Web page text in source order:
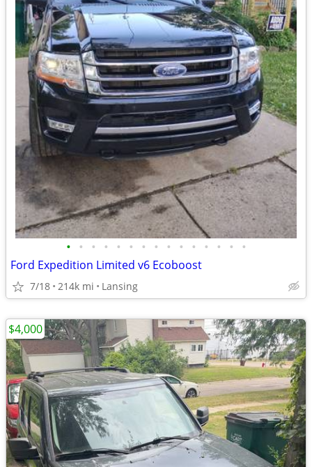
• • • • • • • • • • • • • • •
Ford Expedition Limited v6 Ecoboost
7/18 214k mi Lansing
$4,000